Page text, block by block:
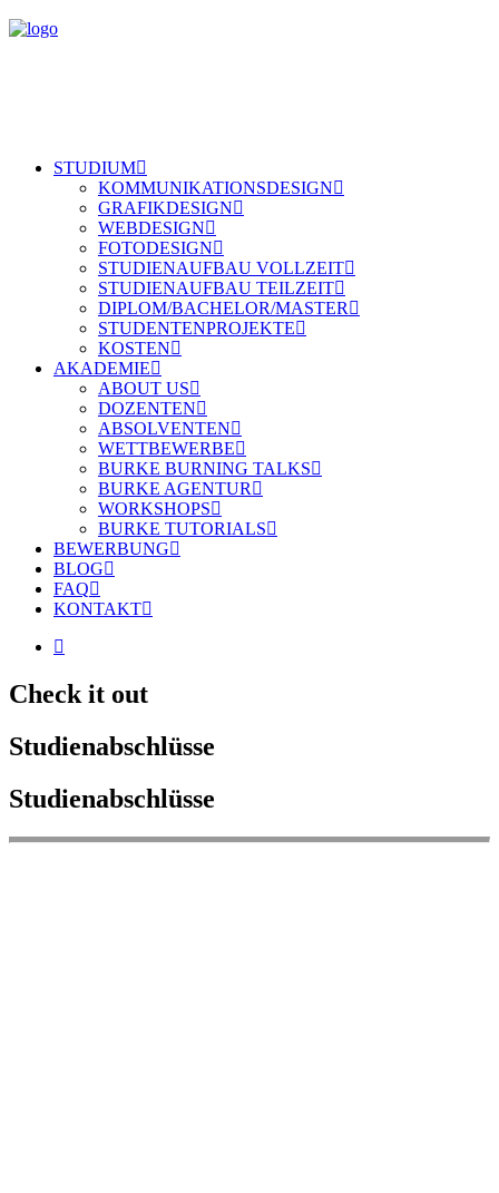
STUDIUM
KOMMUNIKATIONSDESIGN
GRAFIKDESIGN
WEBDESIGN
FOTODESIGN
STUDIENAUFBAU VOLLZEIT
STUDIENAUFBAU TEILZEIT
DIPLOM/BACHELOR/MASTER
STUDENTENPROJEKTE
KOSTEN
AKADEMIE
ABOUT US
DOZENTEN
ABSOLVENTEN
WETTBEWERBE
BURKE BURNING TALKS
BURKE AGENTUR
WORKSHOPS
BURKE TUTORIALS
BEWERBUNG
BLOG
FAQ
KONTAKT
Check it out
Studienabschlüsse
Studienabschlüsse